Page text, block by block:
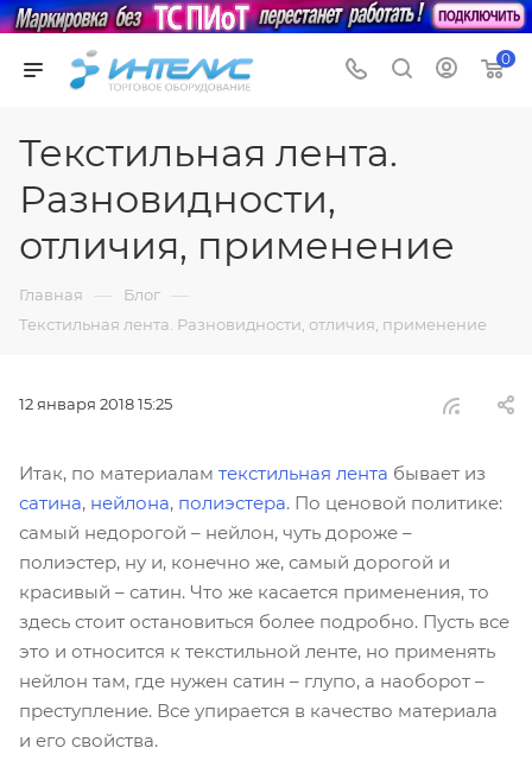
0
Текстильная лента.
Разновидности,
отличия, применение
Главная — Блог —
Текстильная лента. Разновидности, отличия, применение
12 января 2018 15:25
Итак, по материалам текстильная лента бывает из
сатина, нейлона, полиэстера. По ценовой политике:
самый недорогой – нейлон, чуть дороже –
полиэстер, ну и, конечно же, самый дорогой и
красивый – сатин. Что же касается применения, то
здесь стоит остановиться более подробно. Пусть все
это и относится к текстильной ленте, но применять
нейлон там, где нужен сатин – глупо, а наоборот –
преступление. Все упирается в качество материала
и его свойства.